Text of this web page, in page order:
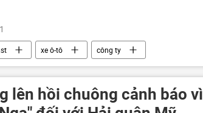
xe ô-tô công ty
lên hồi chuông cảnh báo vì